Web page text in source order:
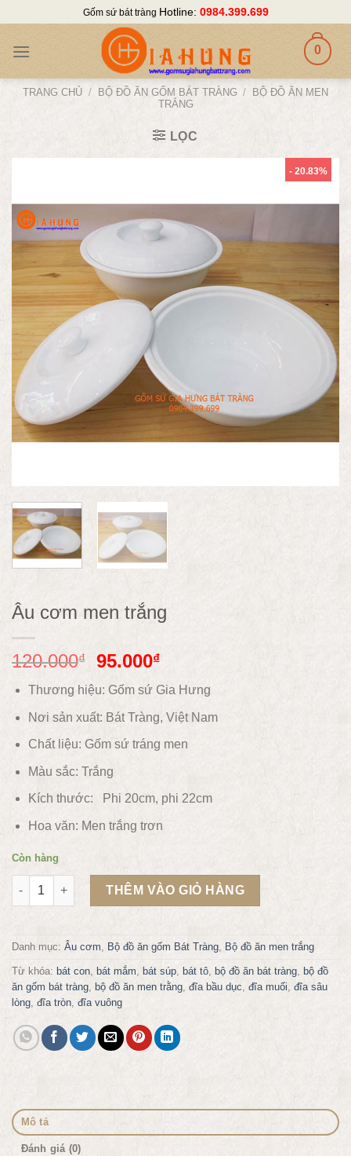
content
Gốm sứ bát tràng Hotline: 0984.399.699
0
TRANG CHỦ / BỘ ĐỒ ĂN GỐM BÁT TRÀNG /
BỘ ĐỒ ĂN MEN
TRẮNG
LỌC
- 20.83%
Âu cơm men trắng
120.000₫ 95.000₫
Thương hiệu: Gốm sứ Gia Hưng
Nơi sản xuất: Bát Tràng, Việt Nam
Chất liệu: Gốm sứ tráng men
Màu sắc: Trắng
Kích thước: Phi 20cm, phi 22cm
Hoa văn: Men trắng trơn
Còn hàng
Âu cơm men trắng số lượng
THÊM VÀO GIỎ HÀNG
Danh mục: Âu cơm, Bộ đồ ăn gốm Bát Tràng, Bộ đồ ăn men trắng
Từ khóa: bát con, bát mắm, bát súp, bát tô, bộ đồ ăn bát tràng, bộ đồ
ăn gốm bát tràng, bộ đồ ăn men trằng, đĩa bầu dục, đĩa muối, đĩa sâu
lòng, đĩa tròn, đĩa vuông
Mô tả
Đánh giá (0)